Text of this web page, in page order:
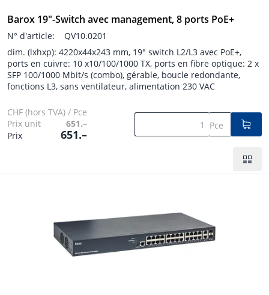
Barox 19"-Switch avec management, 8 ports PoE+
N° d'article:
QV10.0201
dim. (lxhxp): 4220x44x243 mm, 19" switch L2/L3 avec PoE+,
ports en cuivre: 10 x10/100/1000 TX, ports en fibre optique: 2 x
SFP 100/1000 Mbit/s (combo), gérable, boucle redondante,
fonctions L3, sans ventilateur, alimentation 230 VAC
CHF (hors TVA) / Pce
Prix unit
651.–
Prix
651.–
Pce